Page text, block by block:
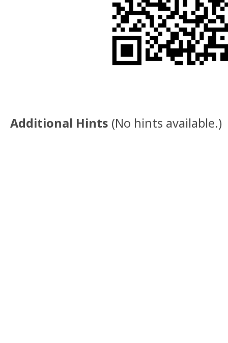
Additional Hints (No hints available.)